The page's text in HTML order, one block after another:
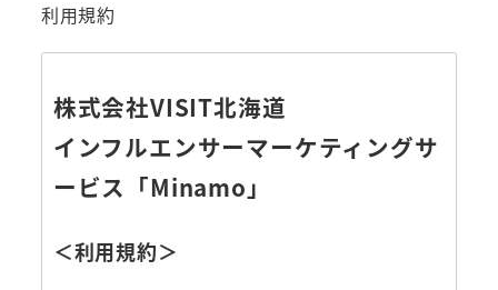
利用規約
株式会社VISIT北海道
インフルエンサーマーケティングサ
ービス「Minamo」
＜利用規約＞